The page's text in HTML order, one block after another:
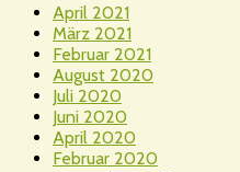
April 2021
März 2021
Februar 2021
August 2020
Juli 2020
Juni 2020
April 2020
Februar 2020